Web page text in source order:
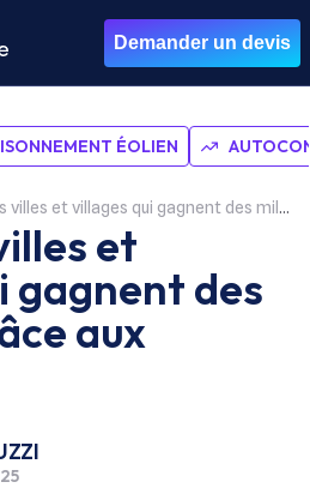
Demander un devis
ÉOLIEN
et villages qui gagnent des millions grâce aux éoliennes
et
gagnent des
aux